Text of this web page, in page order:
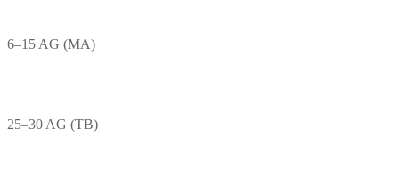
6–15 AG (MA)
25–30 AG (TB)